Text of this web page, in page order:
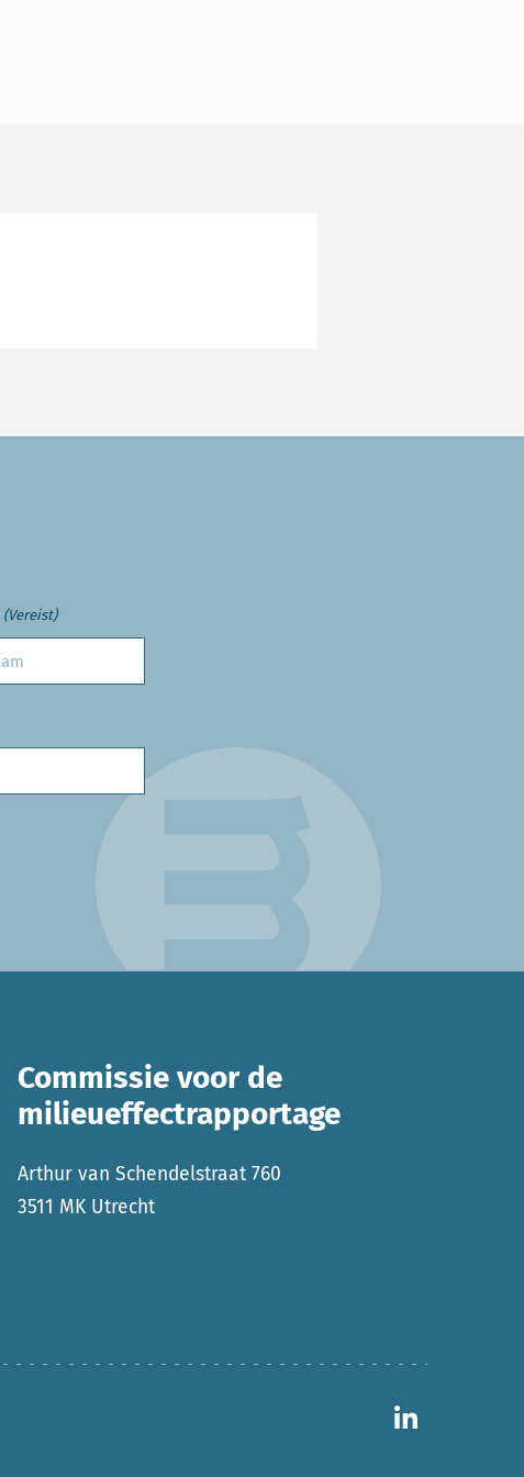
(Vereist)
Commissie voor de
milieueffectrapportage
Arthur van Schendelstraat 760
3511 MK Utrecht
Ga naar